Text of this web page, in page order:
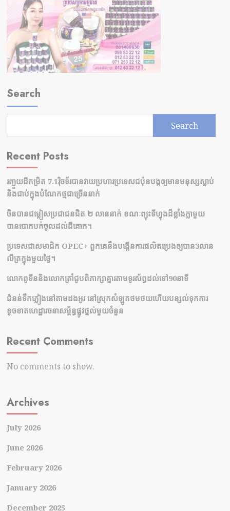
Search
Search
Recent Posts
រញ្ជួយដីកម្រិត​ 7.1រ៉ិចទ័របានវាយប្រហារប្រទេសជប៉ុនបង្កឲ្យមានមនុស្សស្លាប់​
និង​ជាប់ក្នុងបំណែកថ្មជាច្រើននាក់
ចិនបានជម្លៀសប្រជាជនជិត ២ លាននាក់ ខណៈព្យុះទីហ្វុងដ៏ខ្លាំងក្លាមួយ
បានបោកបក់ចូលដល់ដីគោក។
ប្រទេសជាសមាជិក OPEC+​ ពួកគេនឹងបង្កើនការផលិតប្រេងឲ្យបាន3លាន
លីត្រក្នុងមួយថ្ងៃ។
លោកពូទីននិងលោកត្រាំជូបពិភាក្សាគ្នារតាមទូរស័ព្ធដល់ទៅ90នាទី
ជំនន់​ទឹកភ្លៀង​នៅ​តាម​ដងអូរ​ នៅ​ស្រុក​សំឡូត​ថមថយ​ហើយ​បន្សល់​ទុក​ការ​
ខូចខាត​ហេដ្ឋារចនាសម្ព័ន្ធ​ផ្លូវថ្នល់​មួយ​ចំនួន
Recent Comments
No comments to show.
Archives
July 2026
June 2026
February 2026
January 2026
December 2025